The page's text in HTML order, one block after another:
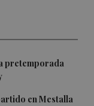
pretemporada
en Mestalla